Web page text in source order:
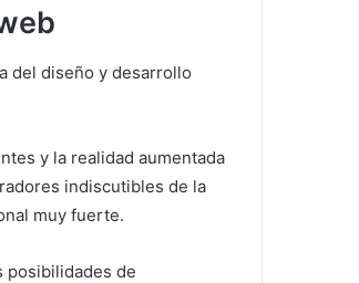
del diseño y desarrollo
y la realidad aumentada
indiscutibles de la
muy fuerte.
posibilidades de